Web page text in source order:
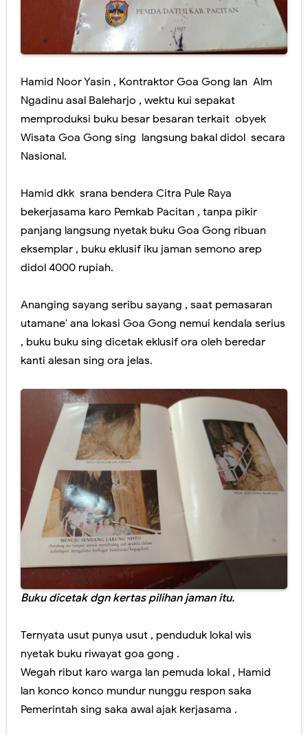
Hamid Noor Yasin , Kontraktor Goa Gong lan Alm
Ngadinu asal Baleharjo , wektu kui sepakat
memproduksi buku besar besaran terkait obyek
Wisata Goa Gong sing langsung bakal didol secara
Nasional.
Hamid dkk srana bendera Citra Pule Raya
bekerjasama karo Pemkab Pacitan , tanpa pikir
panjang langsung nyetak buku Goa Gong ribuan
eksemplar , buku eklusif iku jaman semono arep
didol 4000 rupiah.
Ananging sayang seribu sayang , saat pemasaran
utamane' ana lokasi Goa Gong nemui kendala serius
, buku buku sing dicetak eklusif ora oleh beredar
kanti alesan sing ora jelas.
Buku dicetak dgn kertas pilihan jaman itu.
Ternyata usut punya usut , penduduk lokal wis
nyetak buku riwayat goa gong .
Wegah ribut karo warga lan pemuda lokal , Hamid
lan konco konco mundur nunggu respon saka
Pemerintah sing saka awal ajak kerjasama .